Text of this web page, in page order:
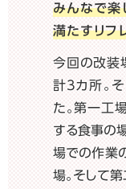
みんなで楽
満たすリフ
今回の改装
計3カ所。
た。第一工
する食事の
場での作業
場。そして